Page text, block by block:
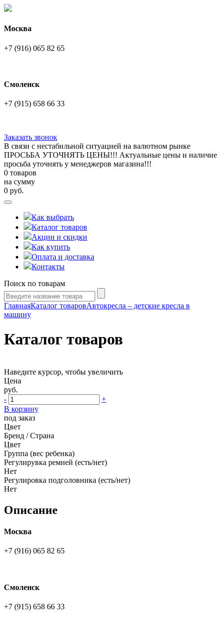
Москва
+7 (916) 065 82 65
Смоленск
+7 (915) 658 66 33
Заказать звонок
В связи с нестабильной ситуацией на валютном рынке
ПРОСЬБА УТОЧНЯТЬ ЦЕНЫ!!! Актуальные цены и наличие
просьба уточнять у менеджеров магазина!!!
0 товаров
на сумму
0 руб.
Как выбрать
Каталог товаров
Акции и скидки
Как купить
Оплата и доставка
Контакты
Поиск по товарам
ГлавнаяКаталог товаровАвтокресла – детские кресла в
машину
Каталог товаров
Наведите курсор, чтобы увеличить
Цена
руб.
-
+
В корзину
под заказ
Цвет
Бренд / Страна
Цвет
Группа (вес ребенка)
Регулирувка ремней (есть/нет)
Нет
Регулировка подголовника (есть/нет)
Нет
Описание
Москва
+7 (916) 065 82 65
Смоленск
+7 (915) 658 66 33